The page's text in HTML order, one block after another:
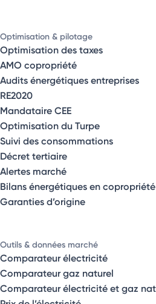
Optimisation & pilotage
Optimisation des taxes
AMO copropriété
Audits énergétiques entreprises
RE2020
Mandataire CEE
Optimisation du Turpe
Suivi des consommations
Décret tertiaire
Alertes marché
Bilans énergétiques en copropriété
Garanties d’origine
Outils & données marché
Comparateur électricité
Comparateur gaz naturel
Comparateur électricité et gaz